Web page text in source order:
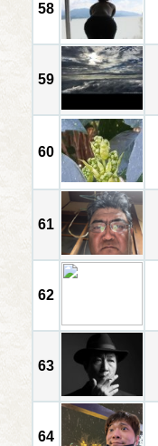
58
59
60
61
62
63
64